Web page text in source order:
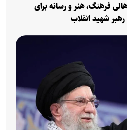
فرهنگ، هنر و رسانه برای
شهید انقلاب